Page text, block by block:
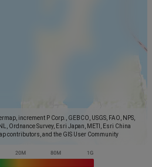
increment P Corp., GEBCO, USGS, FAO, NPS,
Ordnance Survey, Esri Japan, METI, Esri China
contributors, and the GIS User Community